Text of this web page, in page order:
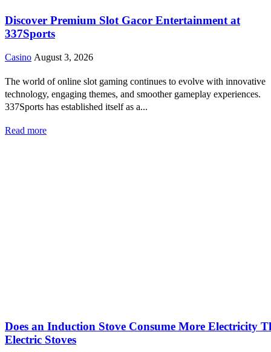
Discover Premium Slot Gacor Entertainment at
337Sports
Casino August 3, 2026
The world of online slot gaming continues to evolve with innovative
technology, engaging themes, and smoother gameplay experiences.
337Sports has established itself as a...
Read more
Does an Induction Stove Consume More Electricity
Electric Stoves